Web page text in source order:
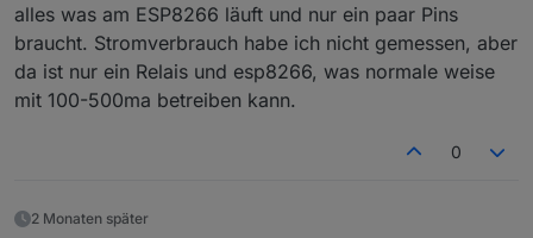
alles was am ESP8266 läuft und nur ein paar Pins
braucht. Stromverbrauch habe ich nicht gemessen, aber
da ist nur ein Relais und esp8266, was normale weise
mit 100-500ma betreiben kann.
0
2 Monaten später